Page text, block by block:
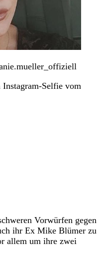
Selfie vom
Vorwürfen gegen
ihr Ex Mike Blümer zu
allem um ihre zwei